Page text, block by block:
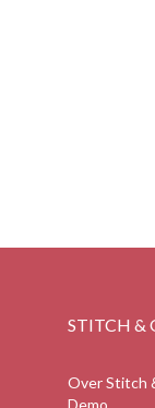
STITCH &
Over Stitch
Demo